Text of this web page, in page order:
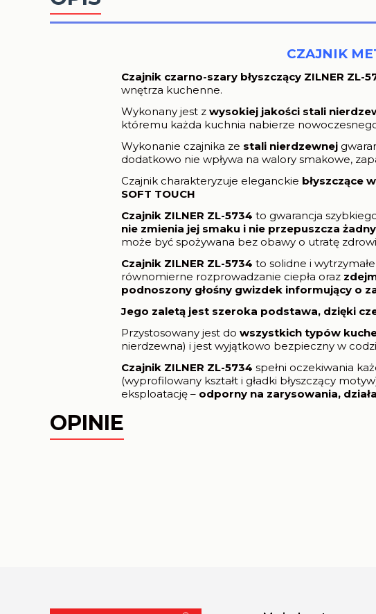
CZAJNIK
Czajnik czarno-szary błyszczący ZILNER ZL-
wnętrza kuchenne.
Wykonany jest z wysokiej jakości stali
któremu każda kuchnia nabierze
Wykonanie czajnika ze stali nierdzewnej
dodatkowo nie wpływa na walory smakowe,
Czajnik charakteryzuje eleganckie błyszczące
SOFT TOUCH
Czajnik ZILNER ZL-5734 to gwarancja
nie zmienia jej smaku i nie przepuszcza
może być spożywana bez obawy o utratę
Czajnik ZILNER ZL-5734 to solidne i
równomierne rozprowadzanie ciepła oraz
podnoszony głośny gwizdek informujący o
Jego zaletą jest szeroka podstawa, dzięki
Przystosowany jest do wszystkich typów
nierdzewna) i jest wyjątkowo bezpieczny w
Czajnik ZILNER ZL-5734 spełni oczekiwania
(wyprofilowany kształt i gładki błyszczący
eksploatację – odporny na zarysowania,
OPINIE